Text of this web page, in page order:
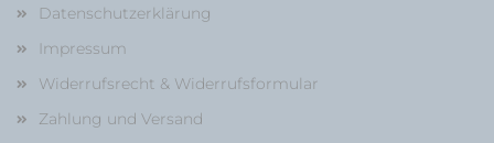
Datenschutzerklärung
Impressum
Widerrufsrecht & Widerrufsformular
Zahlung und Versand